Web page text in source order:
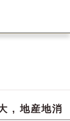
,地産地消